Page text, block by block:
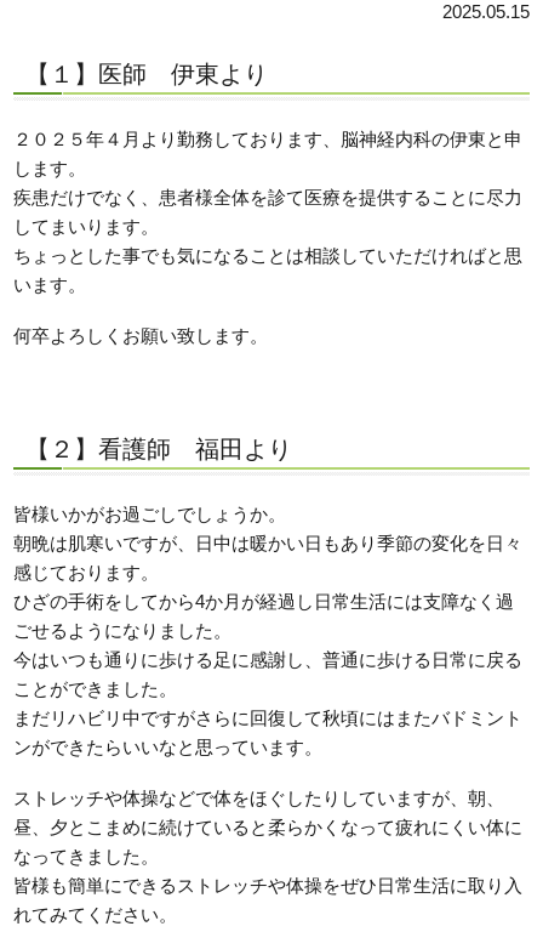
2025.05.15
【１】医師 伊東より
２０２５年４月より勤務しております、脳神経内科の伊東と申
します。
疾患だけでなく、患者様全体を診て医療を提供することに尽力
してまいります。
ちょっとした事でも気になることは相談していただければと思
います。
何卒よろしくお願い致します。
【２】看護師 福田より
皆様いかがお過ごしでしょうか。
朝晩は肌寒いですが、日中は暖かい日もあり季節の変化を日々
感じております。
ひざの手術をしてから4か月が経過し日常生活には支障なく過
ごせるようになりました。
今はいつも通りに歩ける足に感謝し、普通に歩ける日常に戻る
ことができました。
まだリハビリ中ですがさらに回復して秋頃にはまたバドミント
ンができたらいいなと思っています。
ストレッチや体操などで体をほぐしたりしていますが、朝、
昼、夕とこまめに続けていると柔らかくなって疲れにくい体に
なってきました。
皆様も簡単にできるストレッチや体操をぜひ日常生活に取り入
れてみてください。